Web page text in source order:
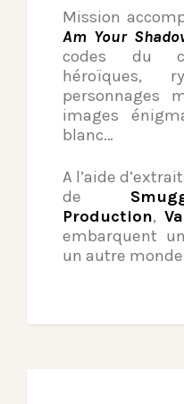
Mission
Am Your
codes du
héroïques,
personnages
images
blanc…
A l’aide
de
Production,
embarquent
un autre